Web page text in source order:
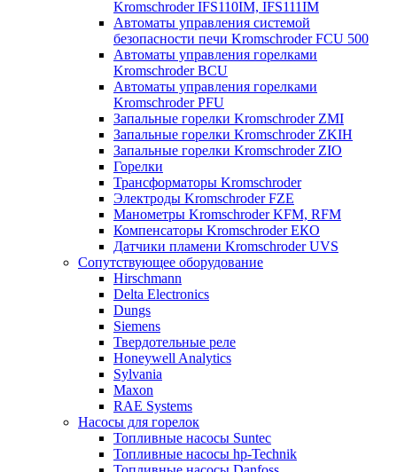
Kromschroder IFS110IM, IFS111IM
Автоматы управления системой
безопасности печи Kromschroder FCU 500
Автоматы управления горелками
Kromschroder BCU
Автоматы управления горелками
Kromschroder PFU
Запальные горелки Kromschroder ZМI
Запальные горелки Kromschroder ZKIH
Запальные горелки Kromschroder ZIO
Горелки
Трансформаторы Kromschroder
Электроды Kromschroder FZE
Манометры Kromschroder KFM, RFM
Компенсаторы Kromschroder ЕКО
Датчики пламени Kromschroder UVS
Сопутствующее оборудование
Hirschmann
Delta Electronics
Dungs
Siemens
Твердотельные реле
Honeywell Analytics
Sylvania
Maxon
RAE Systems
Насосы для горелок
Топливные насосы Suntec
Топливные насосы hp-Technik